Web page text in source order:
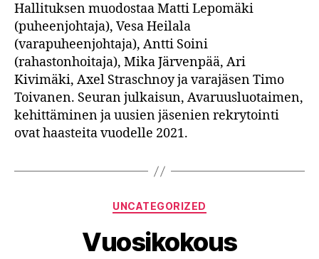
Hallituksen muodostaa Matti Lepomäki
(puheenjohtaja), Vesa Heilala
(varapuheenjohtaja), Antti Soini
(rahastonhoitaja), Mika Järvenpää, Ari
Kivimäki, Axel Straschnoy ja varajäsen Timo
Toivanen. Seuran julkaisun, Avaruusluotaimen,
kehittäminen ja uusien jäsenien rekrytointi
ovat haasteita vuodelle 2021.
Categories
UNCATEGORIZED
Vuosikokous